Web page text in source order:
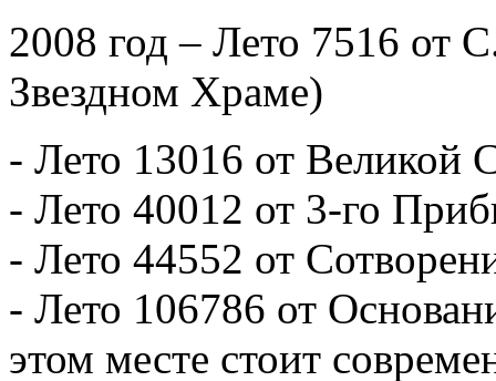
2008 год – Лето 7516
Звездном Храме)
- Лето 13016 от Великой
- Лето 40012 от 3-го
- Лето 44552 от
- Лето 106786 от
этом месте стоит